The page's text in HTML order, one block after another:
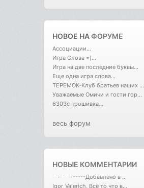
НОВОЕ НАФОРУМЕ
Ассоциации...
Игра Слова =)...
Игра на две последние буквы...
Еще одна игра слова...
ТЕРЕМОК-Клуб братьев наших ...
Уважаемые Омичи и гости гор...
6303с прошивка...
весь форум
НОВЫЕ КОММЕНТАРИИ
-------------Добавлено в ...
Igor_Valerich, Всё то что в...